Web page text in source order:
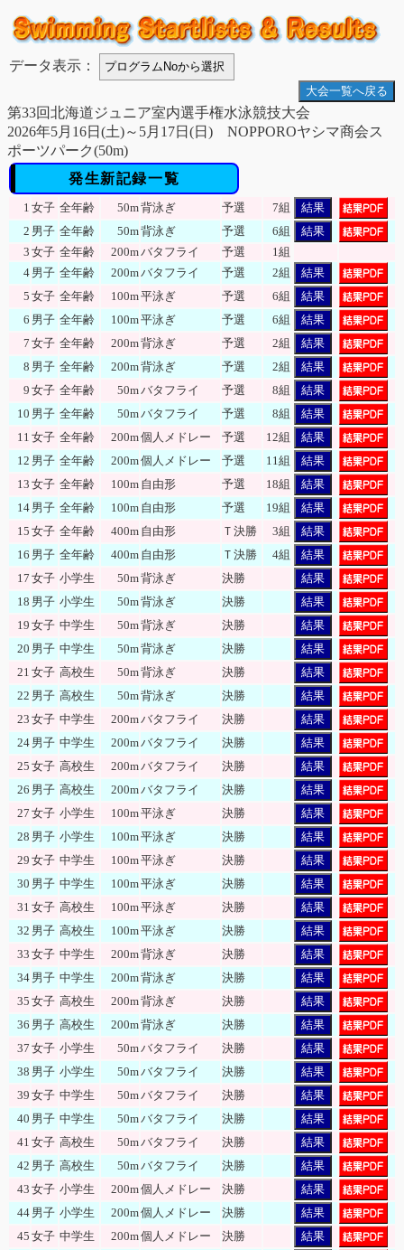
データ表示：
大会一覧へ戻る
第33回北海道ジュニア室内選手権水泳競技大会
2026年5月16日(土)～5月17日(日) NOPPOROヤシマ商会ス
ポーツパーク(50m)
発生新記録一覧
1 女子 全年齢 50m背泳ぎ 予選 7組
結果
2 男子 全年齢 50m背泳ぎ 予選 6組
結果
3 女子 全年齢 200mバタフライ 予選
1組
4 男子 全年齢 200mバタフライ 予選 2組
結果
5 女子 全年齢 100m平泳ぎ 予選 6組
結果
6 男子 全年齢 100m平泳ぎ 予選 6組
結果
7 女子 全年齢 200m背泳ぎ 予選 2組
結果
8 男子 全年齢 200m背泳ぎ 予選 2組
結果
9 女子 全年齢 50mバタフライ 予選 8組
結果
10 男子 全年齢 50mバタフライ 予選 8組
結果
11 女子 全年齢 200m個人メドレー 予選 12組
結果
12 男子 全年齢 200m個人メドレー 予選 11組
結果
13 女子 全年齢 100m 自由形 予選 18組
結果
14 男子 全年齢 100m 自由形 予選 19組
結果
15 女子 全年齢 400m 自由形 Ｔ決勝 3組
結果
16 男子 全年齢 400m 自由形 Ｔ決勝 4組
結果
17 女子 小学生 50m背泳ぎ 決勝
結果
18 男子 小学生 50m背泳ぎ 決勝
結果
19 女子 中学生 50m背泳ぎ 決勝
結果
20 男子 中学生 50m背泳ぎ 決勝
結果
21 女子 高校生 50m背泳ぎ 決勝
結果
22 男子 高校生 50m背泳ぎ 決勝
結果
23 女子 中学生 200mバタフライ 決勝
結果
24 男子 中学生 200mバタフライ 決勝
結果
25 女子 高校生 200mバタフライ 決勝
結果
26 男子 高校生 200mバタフライ 決勝
結果
27 女子 小学生 100m平泳ぎ 決勝
結果
28 男子 小学生 100m平泳ぎ 決勝
結果
29 女子 中学生 100m平泳ぎ 決勝
結果
30 男子 中学生 100m平泳ぎ 決勝
結果
31 女子 高校生 100m平泳ぎ 決勝
結果
32 男子 高校生 100m平泳ぎ 決勝
結果
33 女子 中学生 200m背泳ぎ 決勝
結果
34 男子 中学生 200m背泳ぎ 決勝
結果
35 女子 高校生 200m背泳ぎ 決勝
結果
36 男子 高校生 200m背泳ぎ 決勝
結果
37 女子 小学生 50mバタフライ 決勝
結果
38 男子 小学生 50mバタフライ 決勝
結果
39 女子 中学生 50mバタフライ 決勝
結果
40 男子 中学生 50mバタフライ 決勝
結果
41 女子 高校生 50mバタフライ 決勝
結果
42 男子 高校生 50mバタフライ 決勝
結果
43 女子 小学生 200m個人メドレー 決勝
結果
44 男子 小学生 200m個人メドレー 決勝
結果
45 女子 中学生 200m個人メドレー 決勝
結果